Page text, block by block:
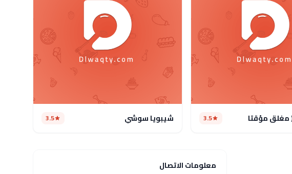
مغلق مؤقتا 3.5 شيبويا سوشي 3.5
معلومات الاتصال